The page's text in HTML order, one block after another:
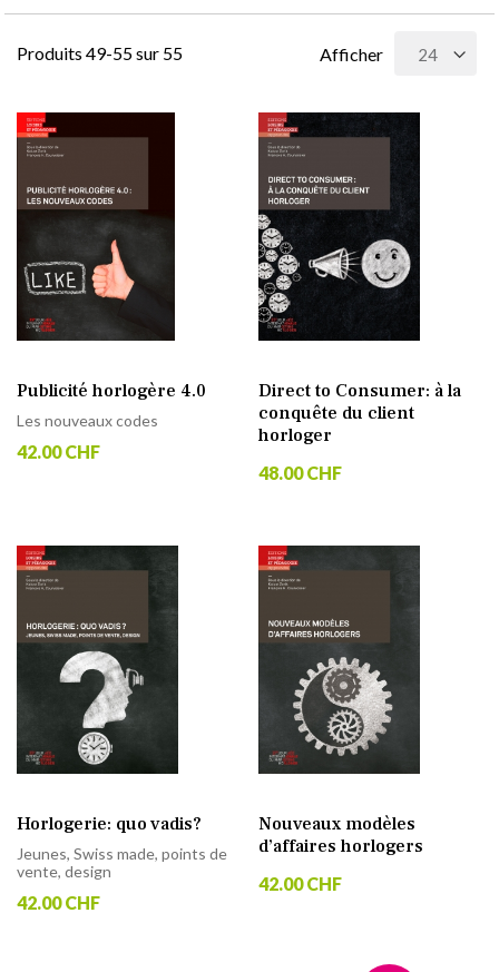
Produits 49-55sur 55 Afficher
Publicité horlogère 4.0
Les nouveaux codes
42.00 CHF
Direct to Consumer: à la
conquête du client
horloger
48.00 CHF
Horlogerie: quo vadis?
Jeunes, Swiss made, points de
vente, design
42.00 CHF
Nouveaux modèles
d’affaires horlogers
42.00 CHF